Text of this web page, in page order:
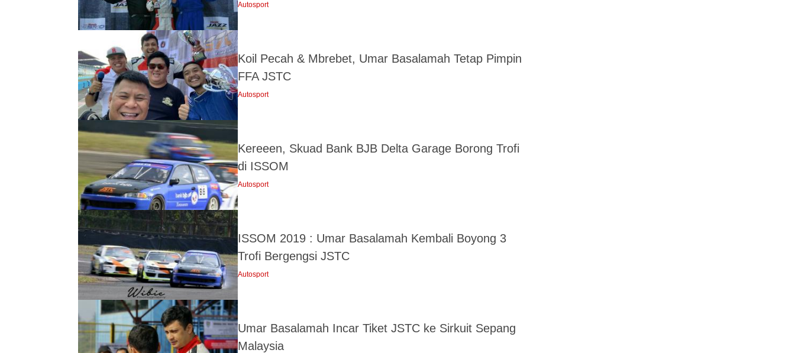
Autosport
Koil Pecah & Mbrebet, Umar Basalamah Tetap Pimpin
FFA JSTC
Autosport
Kereeen, Skuad Bank BJB Delta Garage Borong Trofi
di ISSOM
Autosport
ISSOM 2019 : Umar Basalamah Kembali Boyong 3
Trofi Bergengsi JSTC
Autosport
Umar Basalamah Incar Tiket JSTC ke Sirkuit Sepang
Malaysia